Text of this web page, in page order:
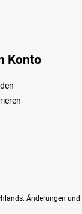
Konto
Änderungen